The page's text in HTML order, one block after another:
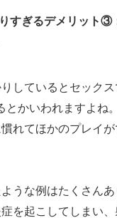
すぎるデメリット③
しているとセック
とかいわれますよね
れてほかのプレイ
うな例はたくさん
を起こしてしまい